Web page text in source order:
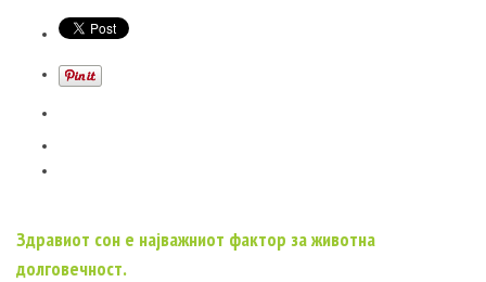
Здравиот сон е најважниот фактор за животна
долговечност.